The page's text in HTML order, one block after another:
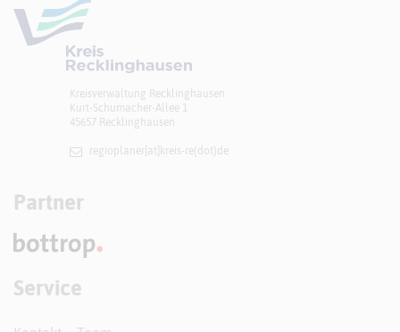
Kreisverwaltung Recklinghausen
Kurt-Schumacher-Allee 1
45657 Recklinghausen
regioplaner[at]​kreis-re(dot)de
Partner
Service